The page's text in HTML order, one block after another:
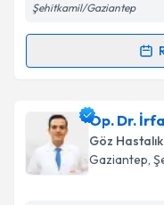
kapsamda
Şehitkamil/Gaziantep
Randevu
Op. Dr. Can
oluşturun. Size bu
takvim
Op. Dr.
Göz
Gaziantep,